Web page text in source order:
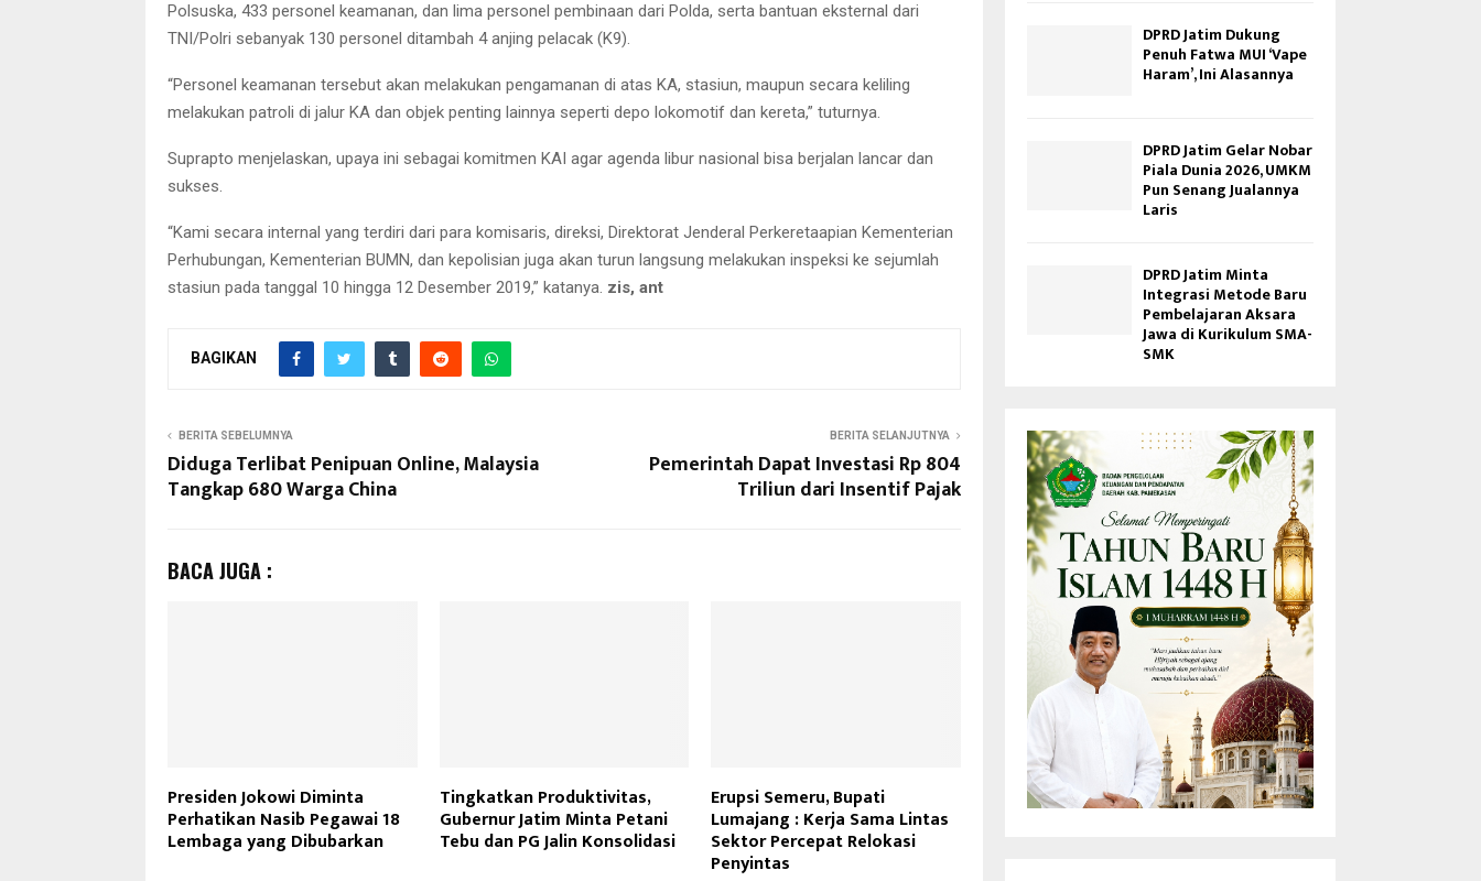
Polsuska, 433 personel keamanan, dan lima personel pembinaan dari Polda, serta bantuan eksternal dari
TNI/Polri sebanyak 130 personel ditambah 4 anjing pelacak (K9).
“Personel keamanan tersebut akan melakukan pengamanan di atas KA, stasiun, maupun secara keliling
melakukan patroli di jalur KA dan objek penting lainnya seperti depo lokomotif dan kereta,” tuturnya.
Suprapto menjelaskan, upaya ini sebagai komitmen KAI agar agenda libur nasional bisa berjalan lancar dan
sukses.
“Kami secara internal yang terdiri dari para komisaris, direksi, Direktorat Jenderal Perkeretaapian Kementerian
Perhubungan, Kementerian BUMN, dan kepolisian juga akan turun langsung melakukan inspeksi ke sejumlah
stasiun pada tanggal 10 hingga 12 Desember 2019,” katanya. zis, ant
BAGIKAN
BERITA SEBELUMNYA
Diduga Terlibat Penipuan Online, Malaysia
Tangkap 680 Warga China
BERITA SELANJUTNYA
Pemerintah Dapat Investasi Rp 804
Triliun dari Insentif Pajak
BACA JUGA :
Presiden Jokowi Diminta
Perhatikan Nasib Pegawai 18
Lembaga yang Dibubarkan
Tingkatkan Produktivitas,
Gubernur Jatim Minta Petani
Tebu dan PG Jalin Konsolidasi
Erupsi Semeru, Bupati
Lumajang : Kerja Sama Lintas
Sektor Percepat Relokasi
Penyintas
DPRD Jatim Dukung
Penuh Fatwa MUI ‘Vape
Haram’, Ini Alasannya
DPRD Jatim Gelar Nobar
Piala Dunia 2026, UMKM
Pun Senang Jualannya
Laris
DPRD Jatim Minta
Integrasi Metode Baru
Pembelajaran Aksara
Jawa di Kurikulum SMA-
SMK